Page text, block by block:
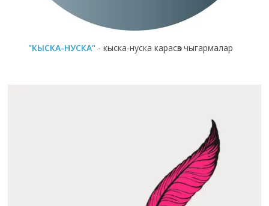
"КЫСКА-НУСКА" - кыска-нуска карасөз чыгармалар